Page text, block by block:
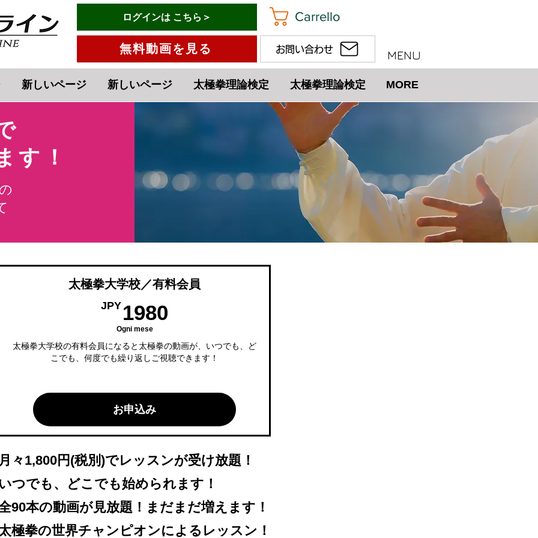
有料会員ログインはこちら→
ログインは こちら＞
無料動画を見る
Carrello
お問い合わせ MENU
新しいページ 新しいページ 太極拳理論検定 太極拳理論検定 MORE
す！
太極拳大学校／有料会員
JPY 1980
Ogni mese
太極拳大学校の有料会員になると太極拳の動画が、いつでも、ど
こでも、何度でも繰り返しご視聴できます！
お申込み
月々1,800円(税別)でレッスンが受け放題！
つでも、どこでも始められます！
90本の動画が見放題！まだまだ増えます！
極拳の世界チャンピオンによるレッスン！